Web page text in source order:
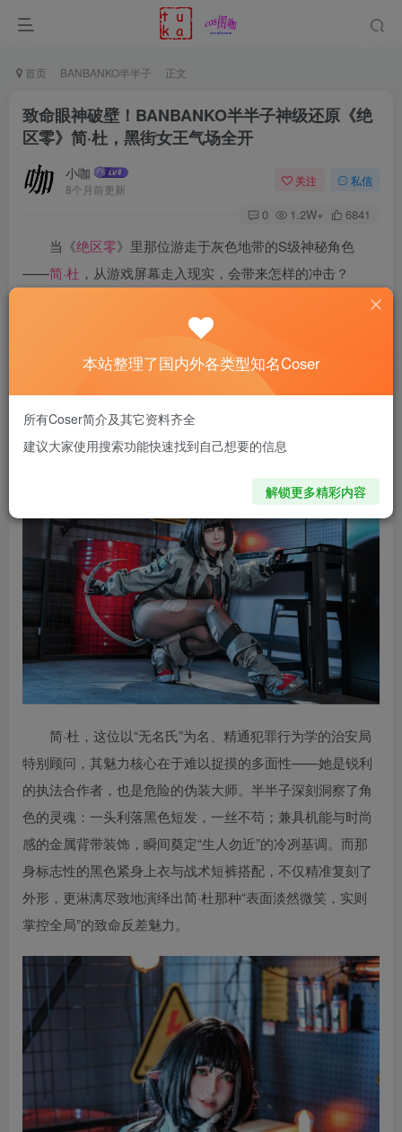
首页 BANBANKO半半子 正文
致命眼神破壁！BANBANKO半半子神级还原《绝
区零》简·杜，黑街女王气场全开
小咖
8个月前更新
关注 私信
0 1.2W+ 6841
当《绝区零》里那位游走于灰色地带的S级神秘角色
——简·杜 ，从游戏屏幕走入现实，会带来怎样的冲击？
给出了一个让人屏息凝神的答案。
这组作品一经释出，便让无数玩家与观众陷入瞬间的寂静，
随即爆发出“这就是简·杜本人！”的惊叹。在精心构筑的赛博
光影中，半半子仿佛自新艾利都的暗巷深处走来，霓虹勾勒
简·杜，这位以“无名氏”为名、精通犯罪行为学的治安局
特别顾问，其魅力核心在于难以捉摸的多面性——她是锐利
的执法合作者，也是危险的伪装大师。半半子深刻洞察了角
色的灵魂：一头利落黑色短发，一丝不苟；兼具机能与时尚
感的金属背带装饰，瞬间奠定“生人勿近”的冷冽基调。而那
身标志性的黑色紧身上衣与战术短裤搭配，不仅精准复刻了
外形，更淋漓尽致地演绎出简·杜那种“表面淡然微笑，实则
掌控全局”的致命反差魅力。
本站整理了国内外各类型知名Coser
所有Coser简介及其它资料齐全
建议大家使用搜索功能快速找到自己想要的信息
解锁更多精彩内容